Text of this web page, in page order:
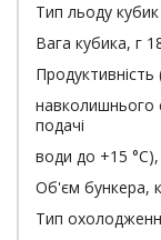
Тип льоду кубик
Вага кубика, г
навколишнього
подачі
води до +15
Об'єм бункера,
Тип